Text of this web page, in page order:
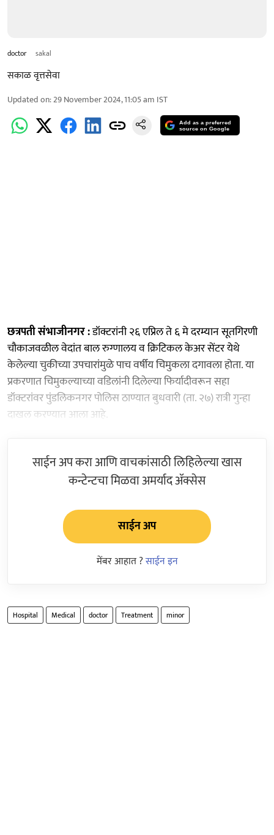
doctor sakal
सकाळ वृत्तसेवा
Updated on:29 November 2024, 11:05 am IST
Add as a preferred
source on Google
छत्रपती संभाजीनगर :डॉक्टरांनी २६ एप्रिल ते ६ मे दरम्यान सूतगिरणी
चौकाजवळील वेदांत बाल रुग्णालय व क्रिटिकल केअर सेंटर येथे
केलेल्या चुकीच्या उपचारांमुळे पाच वर्षीय चिमुकला दगावला होता. या
प्रकरणात चिमुकल्याच्या वडिलांनी दिलेल्या फिर्यादीवरून सहा
डॉक्टरांवर पुंडलिकनगर पोलिस ठाण्यात बुधवारी (ता. २७) रात्री गुन्हा
दाखल करण्यात आला आहे.
साईन अप करा आणि वाचकांसाठी लिहिलेल्या खास
कन्टेन्टचा मिळवा अमर्याद ॲक्सेस
साईन अप
मेंबर आहात ?साईन इन
Hospital Medical doctor Treatment minor